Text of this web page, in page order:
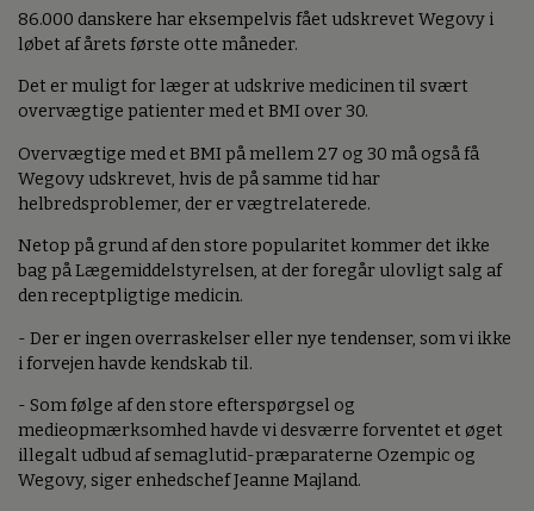
86.000 danskere har eksempelvis fået udskrevet Wegovy i
løbet af årets første otte måneder.
Det er muligt for læger at udskrive medicinen til svært
overvægtige patienter med et BMI over 30.
Overvægtige med et BMI på mellem 27 og 30 må også få
Wegovy udskrevet, hvis de på samme tid har
helbredsproblemer, der er vægtrelaterede.
Netop på grund af den store popularitet kommer det ikke
bag på Lægemiddelstyrelsen, at der foregår ulovligt salg af
den receptpligtige medicin.
- Der er ingen overraskelser eller nye tendenser, som vi ikke
i forvejen havde kendskab til.
- Som følge af den store efterspørgsel og
medieopmærksomhed havde vi desværre forventet et øget
illegalt udbud af semaglutid-præparaterne Ozempic og
Wegovy, siger enhedschef Jeanne Majland.